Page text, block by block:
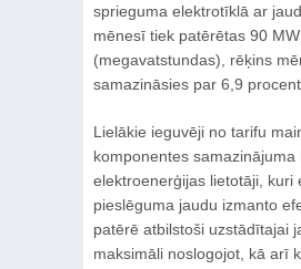
sprieguma elektrotīklā ar
mēnesī tiek patērētas 90
(megavatstundas), rēķins
samazināsies par 6,9
Lielākie ieguvēji no tarifu
komponentes samazinājuma
elektroenerģijas lietotāji, kuri
pieslēguma jaudu izmanto
patērē atbilstoši uzstādītajai
maksimāli noslogojot, kā arī